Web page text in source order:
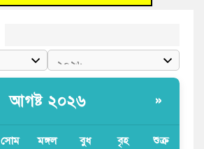
আগষ্ট ২০২৬ »
সোম মঙ্গল বুধ বৃহ শুক্র